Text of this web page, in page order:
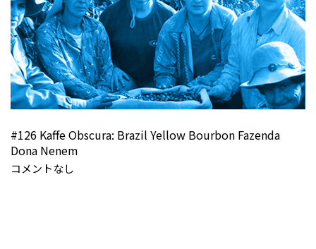
#126 Kaffe Obscura: Brazil Yellow Bourbon Fazenda
Dona Nenem
コメントなし